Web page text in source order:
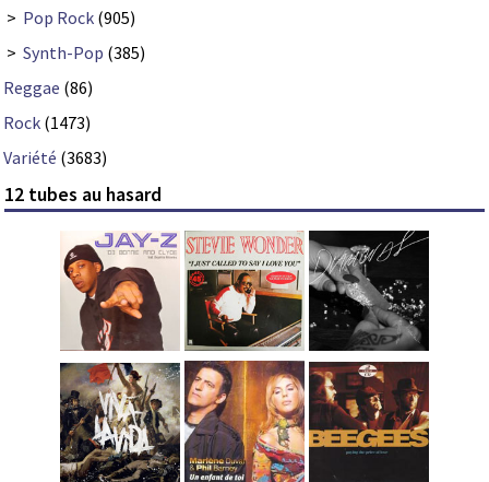
> Pop Rock (905)
> Synth-Pop (385)
Reggae (86)
Rock (1473)
Variété (3683)
12 tubes au hasard